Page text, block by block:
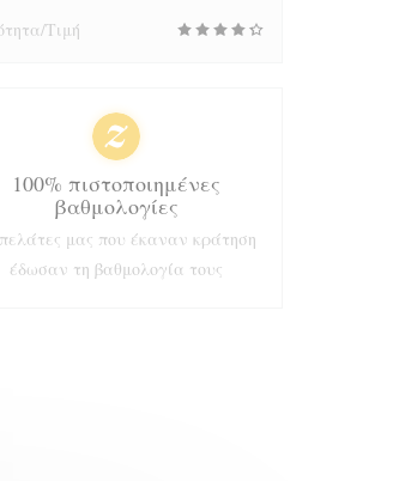
Τιμή
100% πιστοποιημένες
βαθμολογίες
μας που έκαναν κράτηση
έδωσαν τη βαθμολογία τους